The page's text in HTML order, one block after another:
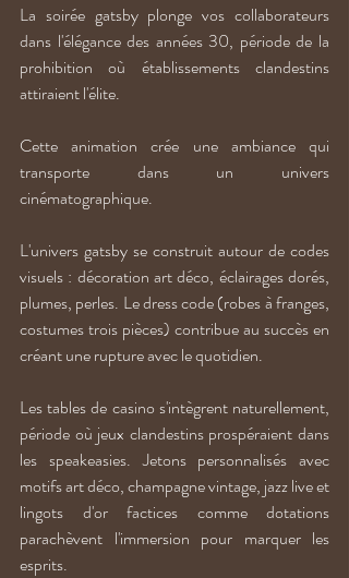
La soirée gatsby plonge vos collaborateurs
dans l'élégance des années 30, période de la
prohibition où établissements clandestins
attiraient l'élite.
Cette animation crée une ambiance qui
transporte dans un univers
cinématographique.
L'univers gatsby se construit autour de codes
visuels : décoration art déco, éclairages dorés,
plumes, perles. Le dress code (robes à franges,
costumes trois pièces) contribue au succès en
créant une rupture avec le quotidien.
Les tables de casino s'intègrent naturellement,
période où jeux clandestins prospéraient dans
les speakeasies. Jetons personnalisés avec
motifs art déco, champagne vintage, jazz live et
lingots d'or factices comme dotations
parachèvent l'immersion pour marquer les
esprits.